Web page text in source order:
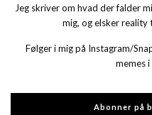
Jeg skriver om hvad der falder
mig, og elsker reality
Følger i mig på Instagram/
memes
Abonner på